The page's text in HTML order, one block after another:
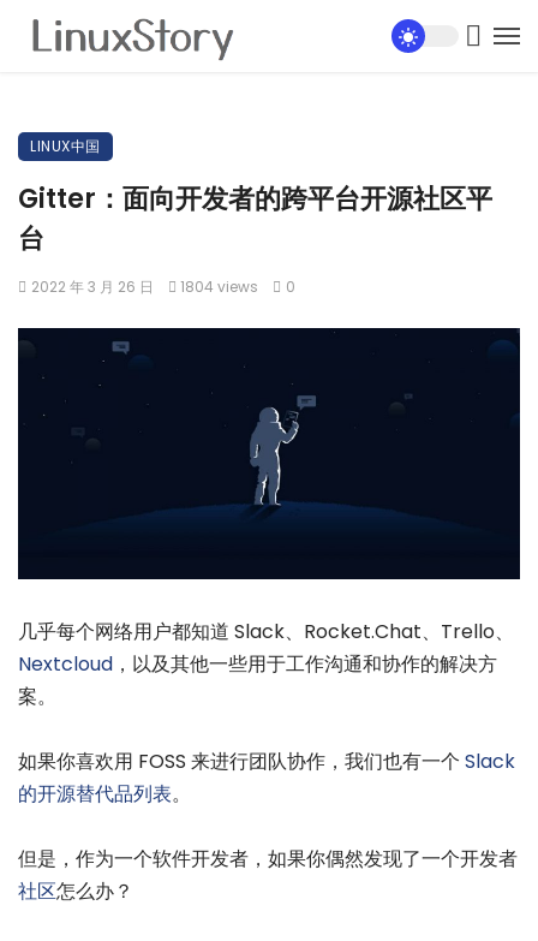
LINUX中国
Gitter：面向开发者的跨平台开源社区平
台
2022 年 3 月 26 日 1804 views 0
几乎每个网络用户都知道 Slack、Rocket.Chat、Trello、
Nextcloud ，以及其他一些用于工作沟通和协作的解决方
案。
如果你喜欢用 FOSS 来进行团队协作，我们也有一个 Slack
的开源替代品列表。
但是，作为一个软件开发者，如果你偶然发现了一个开发者
社区怎么办？